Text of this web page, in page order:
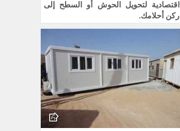
اقتصادية لتحويل الحوش أو السطح إلى
ركن أحلامك.